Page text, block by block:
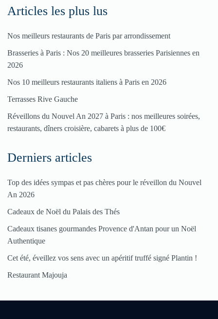
Articles les plus lus
Nos meilleurs restaurants de Paris par arrondissement
Brasseries à Paris : Nos 20 meilleures brasseries Parisiennes en
2026
Nos 10 meilleurs restaurants italiens à Paris en 2026
Terrasses Rive Gauche
Réveillons du Nouvel An 2027 à Paris : nos meilleures soirées,
restaurants, dîners croisière, cabarets à plus de 100€
Derniers articles
Top des idées sympas et pas chères pour le réveillon du Nouvel
An 2026
Cadeaux de Noël du Palais des Thés
Cadeaux tisanes gourmandes Provence d'Antan pour un Noël
Authentique
Cet été, éveillez vos sens avec un apéritif truffé signé Plantin !
Restaurant Majouja